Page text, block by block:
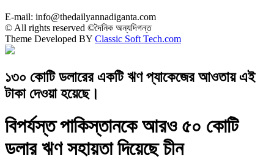
E-mail: info@thedailyannadiganta.com
© All rights reserved ©দৈনিক অন্যদিগন্ত
Theme Developed BY Classic Soft Tech.com
১৩০ কোটি ডলারের একটি ঋণ প্যাকেজের আওতায় এই
টাকা দেওয়া হয়েছে।
বিপর্যস্ত পাকিস্তানকে আরও ৫০ কোটি
ডলার ঋণ সহায়তা দিয়েছে চীন